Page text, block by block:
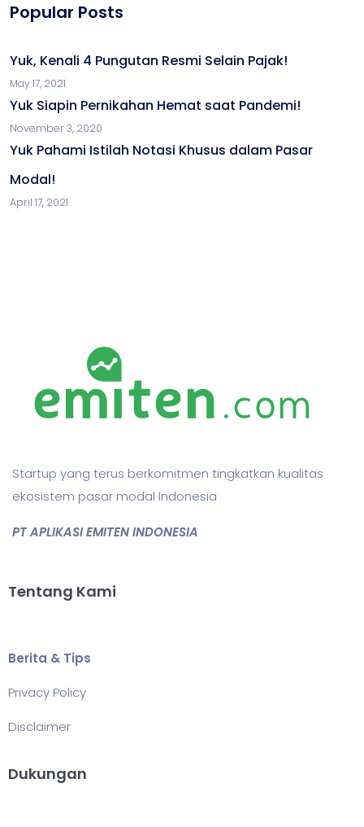
Popular Posts
Yuk, Kenali 4 Pungutan Resmi Selain Pajak!
May 17, 2021
Yuk Siapin Pernikahan Hemat saat Pandemi!
November 3, 2020
Yuk Pahami Istilah Notasi Khusus dalam Pasar
Modal!
April 17, 2021
Startup yang terus berkomitmen tingkatkan kualitas
ekosistem pasar modal Indonesia
PT APLIKASI EMITEN INDONESIA
Tentang Kami
Berita & Tips
Privacy Policy
Disclaimer
Dukungan